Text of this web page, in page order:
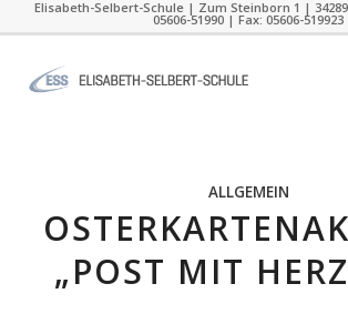
Elisabeth-Selbert-Schule | Zum Steinborn 1 |
05606-51990 | Fax: 05606-519923
ALLGEMEIN
„POST MIT